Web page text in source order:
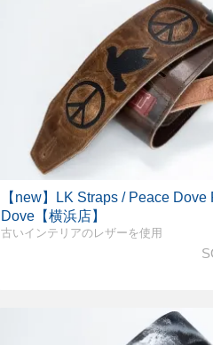
【new】LK Straps / Peace Dove
Dove【横浜店】
古いインテリアのレザーを使用